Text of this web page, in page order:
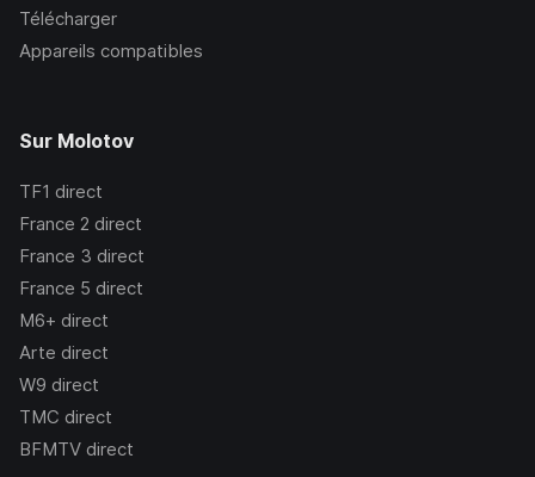
Télécharger
Appareils compatibles
Sur Molotov
TF1 direct
France 2 direct
France 3 direct
France 5 direct
M6+ direct
Arte direct
W9 direct
TMC direct
BFMTV direct